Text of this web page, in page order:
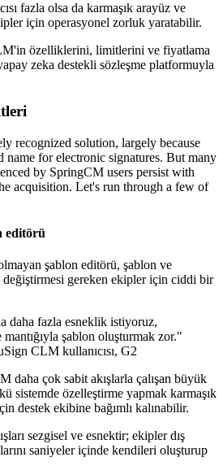
fazla olsa da karmaşık arayüz ve
için operasyonel zorluk yaratabilir.
özelliklerini, limitlerini ve fiyatlama
zeka destekli sözleşme platformuyla
recognized solution, largely because
name for electronic signatures. But many
by SpringCM users persist with
acquisition. Let's run through a few of
editörü
şablon editörü, şablon ve
değiştirmesi gereken ekipler için ciddi bir
daha fazla esneklik istiyoruz,
şablon oluşturmak zor."
CLM kullanıcısı, G2
daha çok sabit akışlarla çalışan büyük
sistemde özelleştirme yapmak karmaşık
destek ekibine bağımlı kalınabilir.
sezgisel ve esnektir; ekipler dış
saniyeler içinde kendileri oluşturup